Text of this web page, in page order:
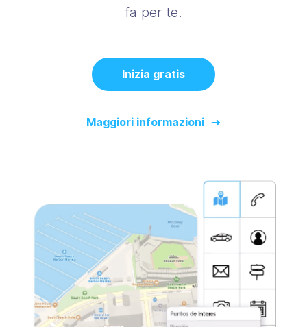
fa per te.
Inizia gratis
Maggiori informazioni